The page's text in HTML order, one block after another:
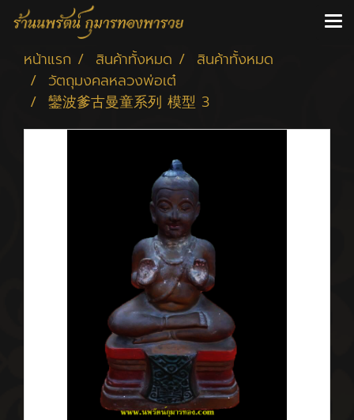
หน้าแรก สินค้าทั้งหมด
สินค้าทั้งหมด
วัตถุมงคลหลวงพ่อเต๋
鑾波爹古曼童系列 模型 3